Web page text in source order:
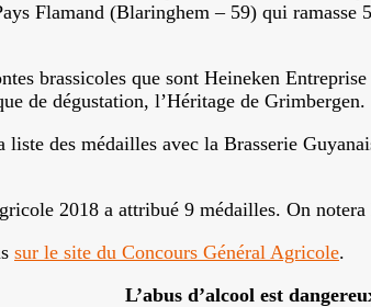
Flamand (Blaringhem – 59) qui
brassicoles que sont Heineken
de dégustation, l’Héritage de Grimbergen.
des médailles avec la Brasserie
2018 a attribué 9 médailles. On
sur le site du Concours Général Agricole.
L’abus d’alcool est